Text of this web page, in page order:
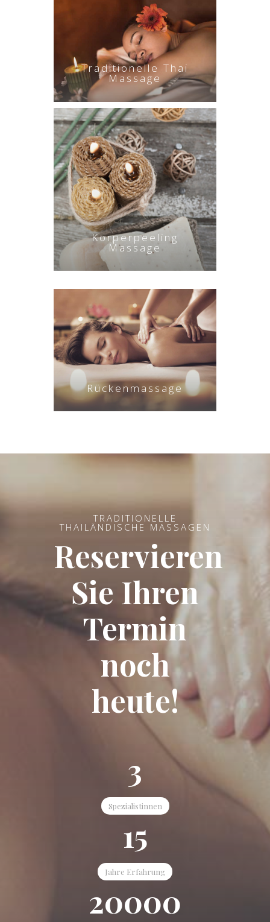
Traditionelle Thai
Massage
Korperpeeling
Massage
Rückenmassage
TRADITIONELLE
THAILÄNDISCHE MASSAGEN
Reservieren
Sie Ihren
Termin
noch
heute!
3
Spezialistinnen
15
Jahre Erfahrung
20000